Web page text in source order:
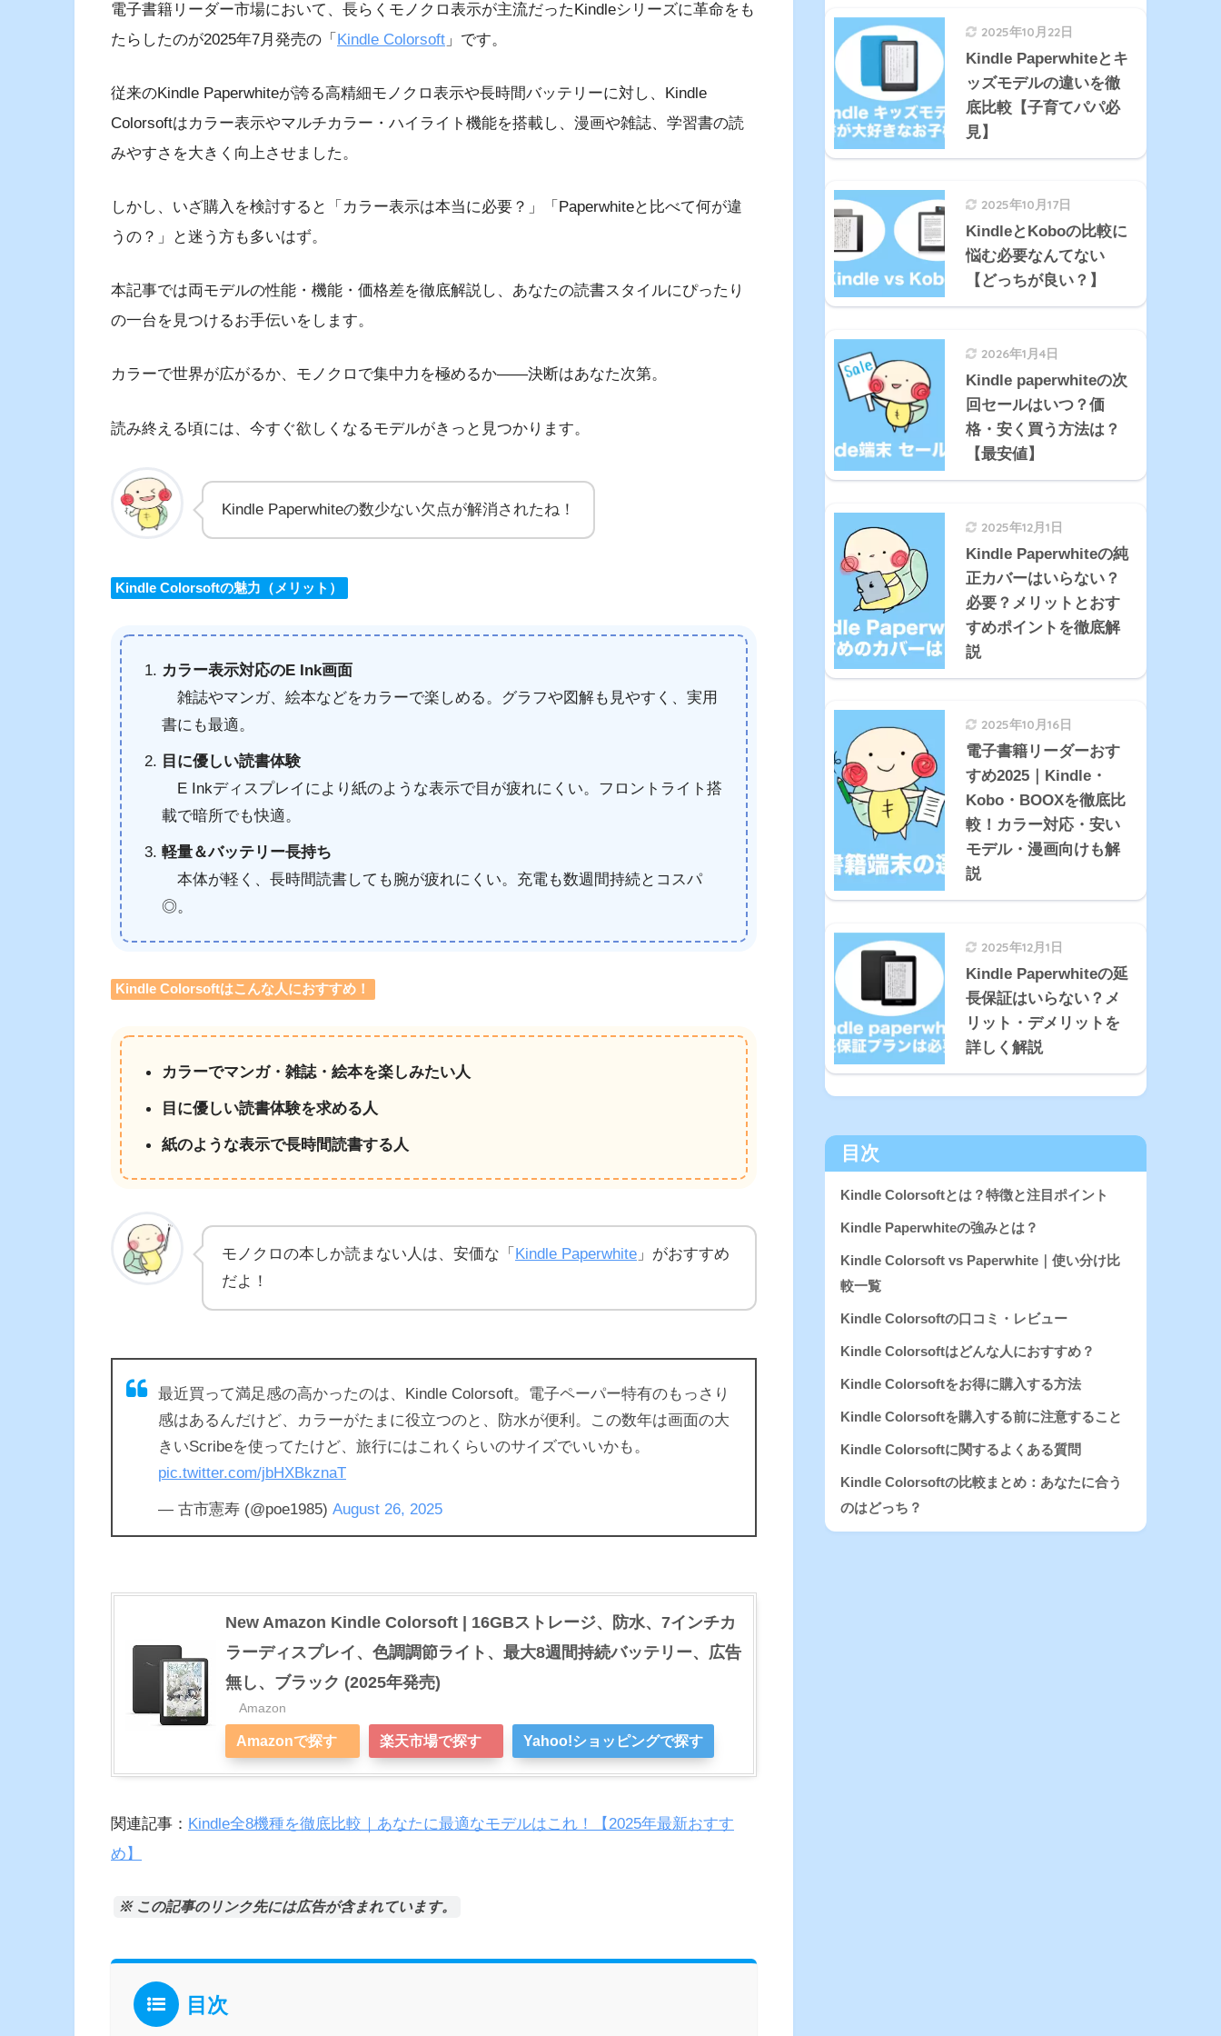
電子書籍リーダー市場において、長らくモノクロ表示が主流だったKindleシリーズに革命をも
たらしたのが2025年7月発売の「Kindle Colorsoft 」です。
従来のKindle Paperwhiteが誇る高精細モノクロ表示や長時間バッテリーに対し、Kindle
Colorsoftはカラー表示やマルチカラー・ハイライト機能を搭載し、漫画や雑誌、学習書の読
みやすさを大きく向上させました。
しかし、いざ購入を検討すると「カラー表示は本当に必要？」「Paperwhiteと比べて何が違
うの？」と迷う方も多いはず。
本記事では両モデルの性能・機能・価格差を徹底解説し、あなたの読書スタイルにぴったり
の一台を見つけるお手伝いをします。
カラーで世界が広がるか、モノクロで集中力を極めるか——決断はあなた次第。
読み終える頃には、今すぐ欲しくなるモデルがきっと見つかります。
Kindle Paperwhiteの数少ない欠点が解消されたね！
Kindle Colorsoftの魅力（メリット）
カラー表示対応のE Ink画面
雑誌やマンガ、絵本などをカラーで楽しめる。グラフや図解も見やすく、実用
書にも最適。
目に優しい読書体験
E Inkディスプレイにより紙のような表示で目が疲れにくい。フロントライト搭
載で暗所でも快適。
軽量＆バッテリー長持ち
本体が軽く、長時間読書しても腕が疲れにくい。充電も数週間持続とコスパ
◎。
Kindle Colorsoftはこんな人におすすめ！
カラーでマンガ・雑誌・絵本を楽しみたい人
目に優しい読書体験を求める人
紙のような表示で長時間読書する人
モノクロの本しか読まない人は、安価な「 Kindle Paperwhite 」がおすすめ
だよ！
最近買って満足感の高かったのは、Kindle Colorsoft。電子ペーパー特有のもっさり
感はあるんだけど、カラーがたまに役立つのと、防水が便利。この数年は画面の大
きいScribeを使ってたけど、旅行にはこれくらいのサイズでいいかも。
pic.twitter.com/jbHXBkznaT
— 古市憲寿 (@poe1985) August 26, 2025
New Amazon Kindle Colorsoft | 16GBストレージ、防水、7インチカ
ラーディスプレイ、色調調節ライト、最大8週間持続バッテリー、広告
無し、ブラック (2025年発売)
Amazon
Amazonで探す 楽天市場で探す Yahoo!ショッピングで探す
関連記事： Kindle全8機種を徹底比較｜あなたに最適なモデルはこれ！【2025年最新おすす
め】
※ この記事のリンク先には広告が含まれています。
目次
2025年10月22日
Kindle Paperwhiteとキ
ッズモデルの違いを徹
底比較【子育てパパ必
見】
2025年10月17日
KindleとKoboの比較に
悩む必要なんてない
【どっちが良い？】
2026年1月4日
Kindle paperwhiteの次
回セールはいつ？価
格・安く買う方法は？
【最安値】
2025年12月1日
Kindle Paperwhiteの純
正カバーはいらない？
必要？メリットとおす
すめポイントを徹底解
説
2025年10月16日
電子書籍リーダーおす
すめ2025｜Kindle・
Kobo・BOOXを徹底比
較！カラー対応・安い
モデル・漫画向けも解
説
2025年12月1日
Kindle Paperwhiteの延
長保証はいらない？メ
リット・デメリットを
詳しく解説
目次
Kindle Colorsoftとは？特徴と注目ポイント
Kindle Paperwhiteの強みとは？
Kindle Colorsoft vs Paperwhite｜使い分け比
較一覧
Kindle Colorsoftの口コミ・レビュー
Kindle Colorsoftはどんな人におすすめ？
Kindle Colorsoftをお得に購入する方法
Kindle Colorsoftを購入する前に注意すること
Kindle Colorsoftに関するよくある質問
Kindle Colorsoftの比較まとめ：あなたに合う
のはどっち？